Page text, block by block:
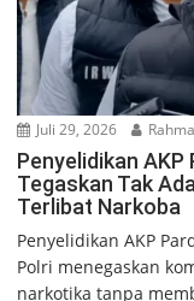
Juli 29, 2026
Penyelidikan
Tegaskan Tak
Terlibat Narkoba
Penyelidikan AKP
Polri menegaskan
narkotika tanpa